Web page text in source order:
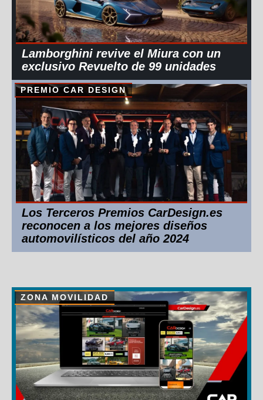
Lamborghini revive el Miura con un
exclusivo Revuelto de 99 unidades
PREMIO CAR DESIGN
Los Terceros Premios CarDesign.es
reconocen a los mejores diseños
automovilísticos del año 2024
ZONA MOVILIDAD